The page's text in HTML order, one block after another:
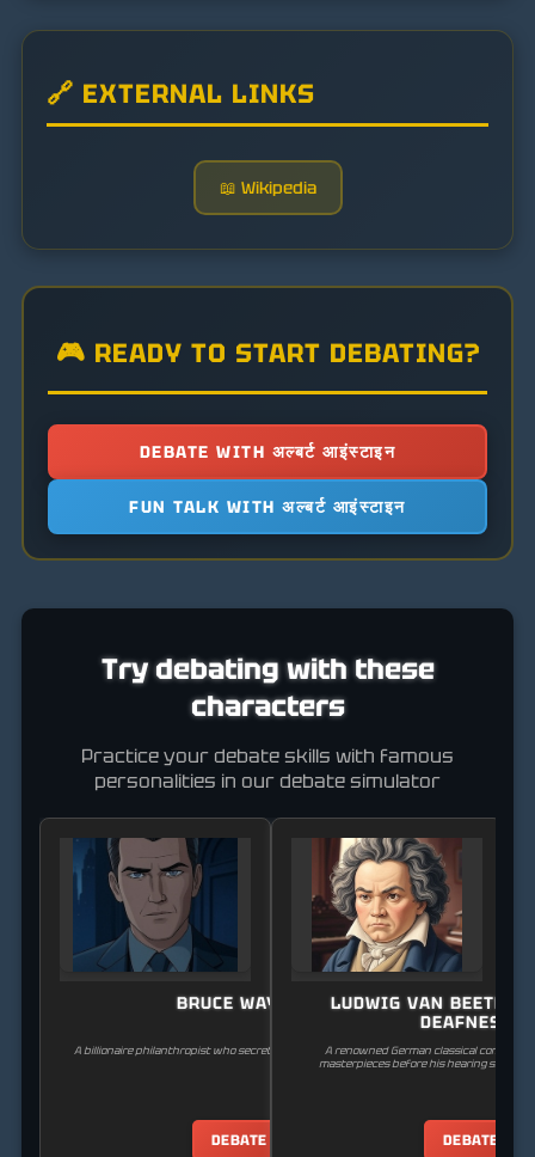
🔗 EXTERNAL LINKS
📖 Wikipedia
🎮 READY TO START DEBATING?
DEBATE WITH अल्बर्ट आइंस्टाइन
FUN TALK WITH अल्बर्ट आइंस्टाइन
Try debating with these
characters
Practice your debate skills with famous
personalities in our debate simulator
BRUCE WAYNE
A billionaire philanthropist who secretly fights crime as Batman.
DEBATE
LUDWIG VAN
DEAFNESS)
A renowned German classical
masterpieces before his hearing
DEBATE